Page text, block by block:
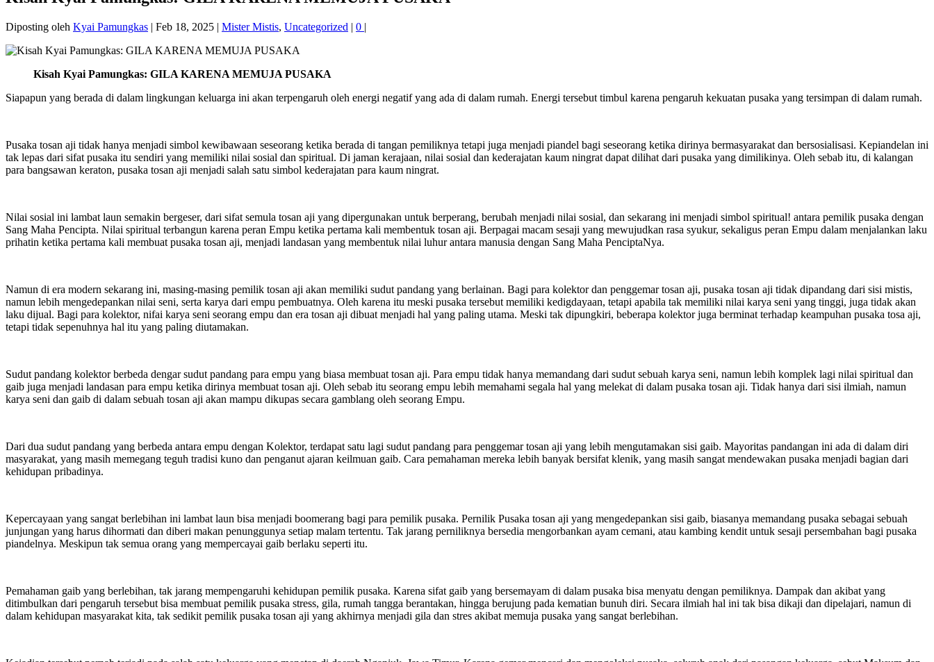
Diposting oleh Kyai Pamungkas | Feb 18, 2025 | Mister Mistis, Uncategorized | 0 |
Kisah Kyai Pamungkas: GILA KARENA MEMUJA PUSAKA
Siapapun yang berada di dalam lingkungan keluarga ini akan terpengaruh oleh energi negatif yang ada di dalam rumah. Energi tersebut timbul karena pengaruh kekuatan pusaka yang tersimpan di dalam rumah.
Pusaka tosan aji tidak hanya menjadi simbol kewibawaan seseorang ketika berada di tangan pemiliknya tetapi juga menjadi piandel bagi seseorang ketika dirinya bermasyarakat dan bersosialisasi. Kepiandelan ini
tak lepas dari sifat pusaka itu sendiri yang memiliki nilai sosial dan spiritual. Di jaman kerajaan, nilai sosial dan kederajatan kaum ningrat dapat dilihat dari pusaka yang dimilikinya. Oleh sebab itu, di kalangan
para bangsawan keraton, pusaka tosan aji menjadi salah satu simbol kederajatan para kaum ningrat.
Nilai sosial ini lambat laun semakin bergeser, dari sifat semula tosan aji yang dipergunakan untuk berperang, berubah menjadi nilai sosial, dan sekarang ini menjadi simbol spiritual! antara pemilik pusaka dengan
Sang Maha Pencipta. Nilai spiritual terbangun karena peran Empu ketika pertama kali membentuk tosan aji. Berpagai macam sesaji yang mewujudkan rasa syukur, sekaligus peran Empu dalam menjalankan laku
prihatin ketika pertama kali membuat pusaka tosan aji, menjadi landasan yang membentuk nilai luhur antara manusia dengan Sang Maha PenciptaNya.
Namun di era modern sekarang ini, masing-masing pemilik tosan aji akan memiliki sudut pandang yang berlainan. Bagi para kolektor dan penggemar tosan aji, pusaka tosan aji tidak dipandang dari sisi mistis,
namun lebih mengedepankan nilai seni, serta karya dari empu pembuatnya. Oleh karena itu meski pusaka tersebut memiliki kedigdayaan, tetapi apabila tak memiliki nilai karya seni yang tinggi, juga tidak akan
laku dijual. Bagi para kolektor, nifai karya seni seorang empu dan era tosan aji dibuat menjadi hal yang paling utama. Meski tak dipungkiri, beberapa kolektor juga berminat terhadap keampuhan pusaka tosa aji,
tetapi tidak sepenuhnya hal itu yang paling diutamakan.
Sudut pandang kolektor berbeda dengar sudut pandang para empu yang biasa membuat tosan aji. Para empu tidak hanya memandang dari sudut sebuah karya seni, namun lebih komplek lagi nilai spiritual dan
gaib juga menjadi landasan para empu ketika dirinya membuat tosan aji. Oleh sebab itu seorang empu lebih memahami segala hal yang melekat di dalam pusaka tosan aji. Tidak hanya dari sisi ilmiah, namun
karya seni dan gaib di dalam sebuah tosan aji akan mampu dikupas secara gamblang oleh seorang Empu.
Dari dua sudut pandang yang berbeda antara empu dengan Kolektor, terdapat satu lagi sudut pandang para penggemar tosan aji yang lebih mengutamakan sisi gaib. Mayoritas pandangan ini ada di dalam diri
masyarakat, yang masih memegang teguh tradisi kuno dan penganut ajaran keilmuan gaib. Cara pemahaman mereka lebih banyak bersifat klenik, yang masih sangat mendewakan pusaka menjadi bagian dari
kehidupan pribadinya.
Kepercayaan yang sangat berlebihan ini lambat laun bisa menjadi boomerang bagi para pemilik pusaka. Pernilik Pusaka tosan aji yang mengedepankan sisi gaib, biasanya memandang pusaka sebagai sebuah
junjungan yang harus dihormati dan diberi makan penunggunya setiap malam tertentu. Tak jarang perniliknya bersedia mengorbankan ayam cemani, atau kambing kendit untuk sesaji persembahan bagi pusaka
piandelnya. Meskipun tak semua orang yang mempercayai gaib berlaku seperti itu.
Pemahaman gaib yang berlebihan, tak jarang mempengaruhi kehidupan pemilik pusaka. Karena sifat gaib yang bersemayam di dalam pusaka bisa menyatu dengan pemiliknya. Dampak dan akibat yang
ditimbulkan dari pengaruh tersebut bisa membuat pemilik pusaka stress, gila, rumah tangga berantakan, hingga berujung pada kematian bunuh diri. Secara ilmiah hal ini tak bisa dikaji dan dipelajari, namun di
dalam kehidupan masyarakat kita, tak sedikit pemilik pusaka tosan aji yang akhirnya menjadi gila dan stres akibat memuja pusaka yang sangat berlebihan.